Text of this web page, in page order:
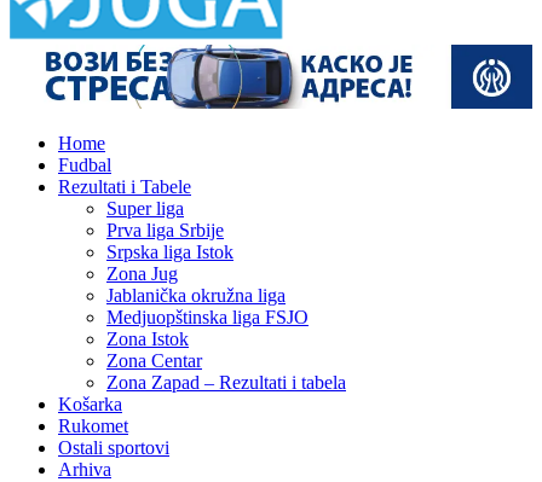
Home
Fudbal
Rezultati i Tabele
Super liga
Prva liga Srbije
Srpska liga Istok
Zona Jug
Jablanička okružna liga
Medjuopštinska liga FSJO
Zona Istok
Zona Centar
Zona Zapad – Rezultati i tabela
Košarka
Rukomet
Ostali sportovi
Arhiva